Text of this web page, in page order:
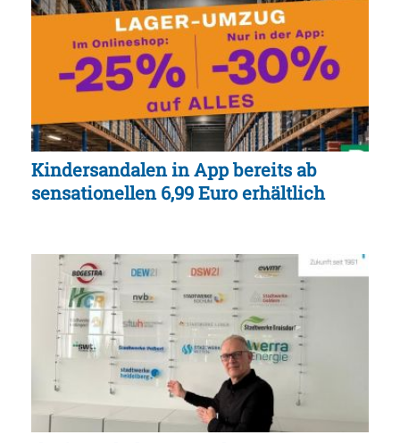
Kindersandalen in App bereits ab
sensationellen 6,99 Euro erhältlich